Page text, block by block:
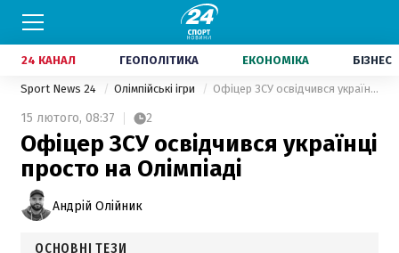
24 КАНАЛ ГЕОПОЛІТИКА ЕКОНОМІКА БІЗНЕС
Sport News 24 Олімпійські ігри Офіцер ЗСУ освідчився українці просто на Олімпіаді
15 лютого, 08:37 2
Офіцер ЗСУ освідчився українці
просто на Олімпіаді
Андрій Олійник
ОСНОВНІ ТЕЗИ